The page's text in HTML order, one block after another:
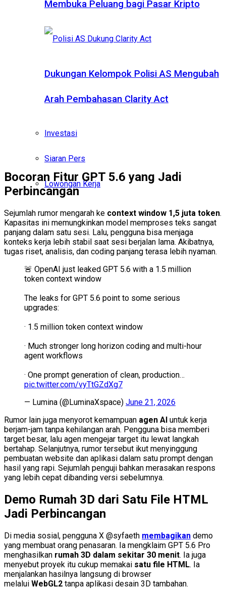
Membuka Peluang bagi Pasar Kripto
Dukungan Kelompok Polisi AS Mengubah
Arah Pembahasan Clarity Act
Investasi
Siaran Pers
Lowongan Kerja
Bocoran Fitur GPT 5.6 yang Jadi
Perbincangan
Sejumlah rumor mengarah ke context window 1,5 juta token.
Kapasitas ini memungkinkan model memproses teks sangat
panjang dalam satu sesi. Lalu, pengguna bisa menjaga
konteks kerja lebih stabil saat sesi berjalan lama. Akibatnya,
tugas riset, analisis, dan coding panjang terasa lebih nyaman.
🚨 OpenAI just leaked GPT 5.6 with a 1.5 million
token context window
The leaks for GPT 5.6 point to some serious
upgrades:
· 1.5 million token context window
· Much stronger long horizon coding and multi-hour
agent workflows
· One prompt generation of clean, production…
pic.twitter.com/vyTtGZdXg7
— Lumina (@LuminaXspace) June 21, 2026
Rumor lain juga menyorot kemampuan agen AI untuk kerja
berjam-jam tanpa kehilangan arah. Pengguna bisa memberi
target besar, lalu agen mengejar target itu lewat langkah
bertahap. Selanjutnya, rumor tersebut ikut menyinggung
pembuatan website dan aplikasi dalam satu prompt dengan
hasil yang rapi. Sejumlah penguji bahkan merasakan respons
yang lebih cepat dibanding versi sebelumnya.
Demo Rumah 3D dari Satu File HTML
Jadi Perbincangan
Di media sosial, pengguna X @syfaeth membagikan demo
yang membuat orang penasaran. Ia mengklaim GPT 5.6 Pro
menghasilkan rumah 3D dalam sekitar 30 menit. Ia juga
menyebut proyek itu cukup memakai satu file HTML. Ia
menjalankan hasilnya langsung di browser
melalui WebGL2 tanpa aplikasi desain 3D tambahan.